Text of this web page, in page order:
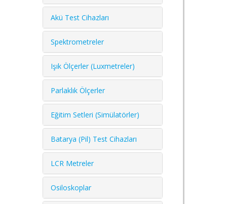
Akü Test Cihazları
Spektrometreler
Işık Ölçerler (Luxmetreler)
Parlaklık Ölçerler
Eğitim Setleri (Simülatörler)
Batarya (Pil) Test Cihazları
LCR Metreler
Osiloskoplar